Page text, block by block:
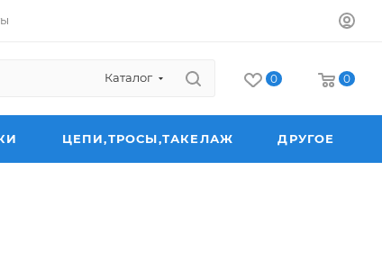
Каталог 0 0
ЦЕПИ,ТРОСЫ,ТАКЕЛАЖ ДРУГОЕ